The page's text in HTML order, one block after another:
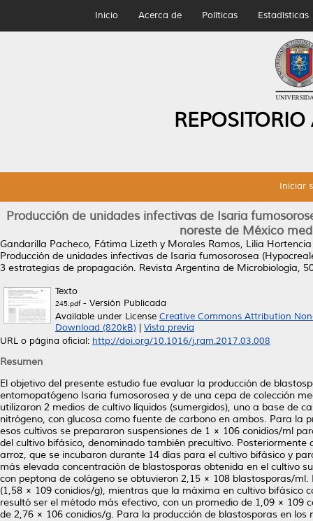
Inicio Acerca de Políticas Estadísticas
Iniciar
Producción de unidades infectivas de Isaria
noreste de México
Gandarilla Pacheco, Fátima Lizeth y Morales Ramos, Lilia Hortencia
Producción de unidades infectivas de Isaria fumosorosea
3 estrategias de propagación. Revista Argentina de Microbiología,
Texto
245.pdf- Versión Publicada
Available under License Creative Commons Attribution
Download (820kB)
Vista previa
URL o página oficial: http://doi.org/10.1016/j.ram.2017.03.008
Resumen
El objetivo del presente estudio fue evaluar la producción de
entomopatógeno Isaria fumosorosea y de una cepa de colección
utilizaron 2 medios de cultivo líquidos (sumergidos), uno a base de
nitrógeno, con glucosa como fuente de carbono en ambos. Para la
esos cultivos se prepararon suspensiones de 1 × 106 conidios/ml
del cultivo bifásico, denominado también precultivo. Posteriormente
arroz, que se incubaron durante 14 días para el cultivo bifásico y
más elevada concentración de blastosporas obtenida en el cultivo
con peptona de colágeno se obtuvieron 2,15 × 108 blastosporas/
(1,58 × 109 conidios/g), mientras que la máxima en cultivo bifásico
resultó ser el método más efectivo, con un promedio de 1,09 × 109
de 2,76 × 106 conidios/g. Para la producción de blastosporas en